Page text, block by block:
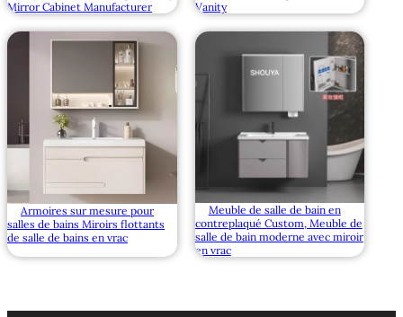
Mirror Cabinet Manufacturer Vanity
Armoires sur mesure pour
salles de bains Miroirs flottants
de salle de bains en vrac
Meuble de salle de bain en
contreplaqué Custom, Meuble de
salle de bain moderne avec miroir
en vrac